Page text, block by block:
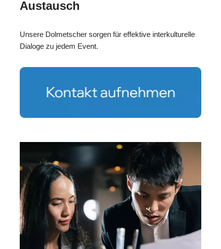
Austausch
Unsere Dolmetscher sorgen für effektive interkulturelle
Dialoge zu jedem Event.